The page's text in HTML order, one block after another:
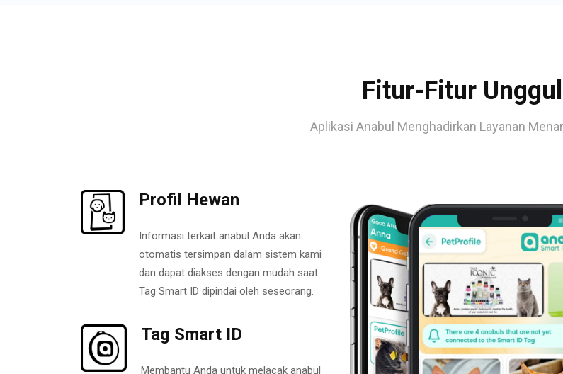
Fitur-Fitur
Aplikasi Anabul Menghadirkan Layanan
Profil Hewan
Informasi terkait anabul Anda akan
otomatis tersimpan dalam sistem kami
dan dapat diakses dengan mudah saat
Tag Smart ID dipindai oleh seseorang.
Tag Smart ID
Membantu Anda untuk melacak anabul